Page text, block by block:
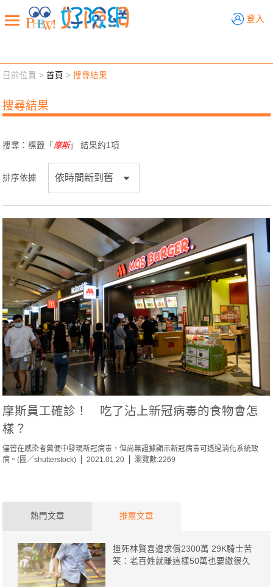
登入
新聞觀點 業務交流
退休先準備 好險學堂 輔銷工具 活動專區
目前位置 >首頁 >搜尋結果
搜尋結果
搜尋：標籤「摩斯」 結果約1項
排序依據
摩斯員工確診！ 吃了沾上新冠病毒的食物會怎
樣？
儘管在感染者糞便中發現新冠病毒，但尚無證據顯示新冠病毒可透過消化系統致
病。(圖／shutterstock)
2021.01.20 瀏覽數:2269
熱門文章 推薦文章
撞死林賢喜遭求償2300萬 29K騎士苦
笑：老百姓就賺這樣50萬也要繳很久